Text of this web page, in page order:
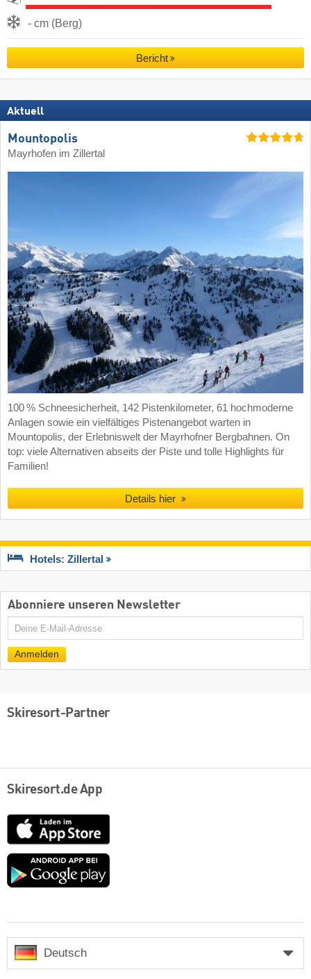
- cm (Berg)
Bericht
Aktuell
Mountopolis
Mayrhofen im Zillertal
100 % Schneesicherheit, 142 Pistenkilometer, 61 hochmoderne
Anlagen sowie ein vielfältiges Pistenangebot warten in
Mountopolis, der Erlebniswelt der Mayrhofner Bergbahnen. On
top: viele Alternativen abseits der Piste und tolle Highlights für
Familien!
Details hier
Hotels: Zillertal
Abonniere unseren Newsletter
E-
Anmelden
Skiresort-Partner
Skiresort.de App
App
Store
Google
Deutsch